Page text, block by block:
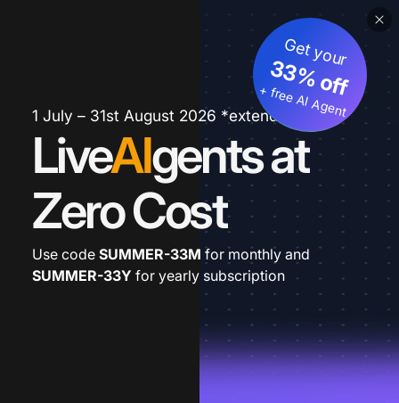
1 July – 31st August 2026 *extended
LiveAIgents at
Zero Cost
Get your
33% off
+ free AI Agent
Use code SUMMER-33M for monthly and
SUMMER-33Y for yearly subscription